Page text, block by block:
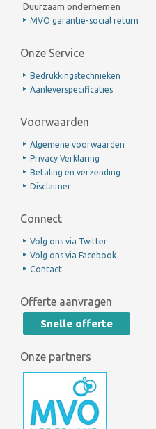
Duurzaam ondernemen
MVO garantie-social return
Onze Service
Bedrukkingstechnieken
Aanleverspecificaties
Voorwaarden
Algemene voorwaarden
Privacy Verklaring
Betaling en verzending
Disclaimer
Connect
Volg ons via Twitter
Volg ons via Facebook
Contact
Offerte aanvragen
Snelle offerte
Onze partners